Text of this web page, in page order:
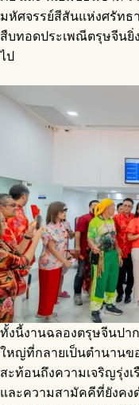
มหัศจรรย์สีสันแห่งศรัทธ
สืบทอดประเพณีตรุษจีนยิ่
ไป
ทั้งนี้งานฉลองตรุษจีนปา
ใหญ่ที่กลายเป็นตำนานข
สะท้อนถึงความเจริญรุ่ง
และความสามัคคีที่ยังค